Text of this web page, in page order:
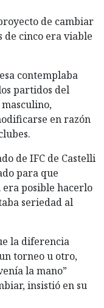
de cambiar
de cinco era viable
contemplaba
partidos del
en razón
de IFC de Castelli
para que
posible hacerlo
seriedad al
la diferencia
torneo u otro,
la mano”
insistió en su